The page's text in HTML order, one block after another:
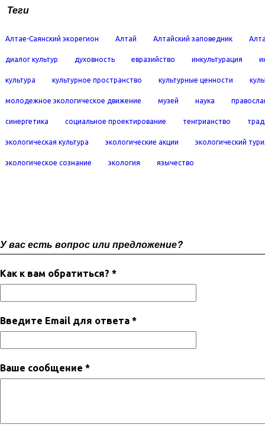
Теги
Алтае-Саянский экорегион Алтай Алтайский заповедник
диалог культур духовность евразийство инкультурация
культура культурное пространство культурные ценности
молодежное экологическое движение музей наука
синергетика социальное проектирование тенгрианство
экологическая культура экологические акции экологический
экологическое сознание экология язычество
У вас есть вопрос или предложение?
Как к вам обратиться? *
Введите Email для ответа *
Ваше сообщение *